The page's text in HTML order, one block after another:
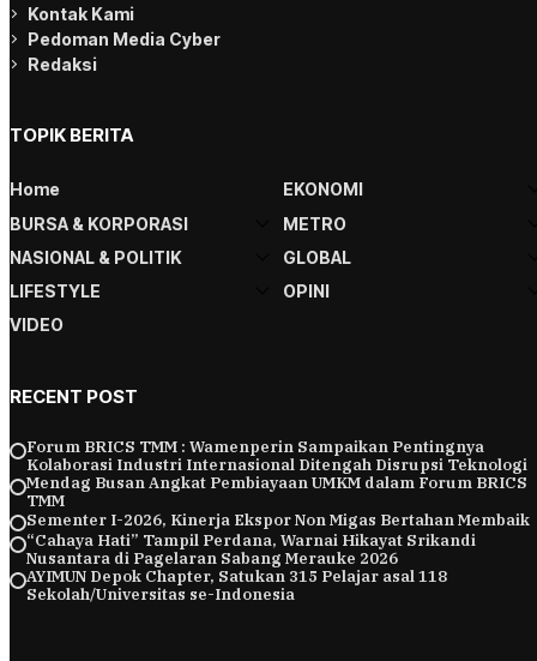
Kontak Kami
Pedoman Media Cyber
Redaksi
TOPIK BERITA
Home
EKONOMI
BURSA & KORPORASI
METRO
NASIONAL & POLITIK
GLOBAL
LIFESTYLE
OPINI
VIDEO
RECENT POST
Forum BRICS TMM : Wamenperin Sampaikan Pentingnya
Kolaborasi Industri Internasional Ditengah Disrupsi Teknologi
Mendag Busan Angkat Pembiayaan UMKM dalam Forum BRICS
TMM
Sementer I-2026, Kinerja Ekspor Non Migas Bertahan Membaik
“Cahaya Hati” Tampil Perdana, Warnai Hikayat Srikandi
Nusantara di Pagelaran Sabang Merauke 2026
AYIMUN Depok Chapter, Satukan 315 Pelajar asal 118
Sekolah/Universitas se-Indonesia